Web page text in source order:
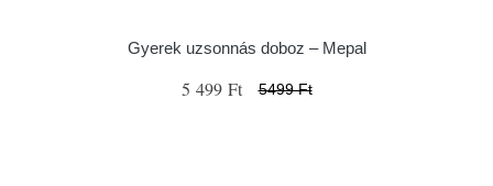
Gyerek uzsonnás doboz – Mepal
5 499 Ft 5499 Ft